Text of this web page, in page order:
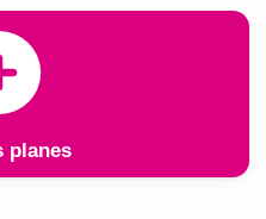
planes